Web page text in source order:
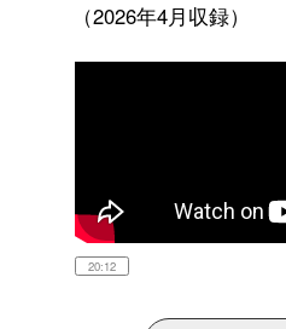
（2026年4月収録）
20:12